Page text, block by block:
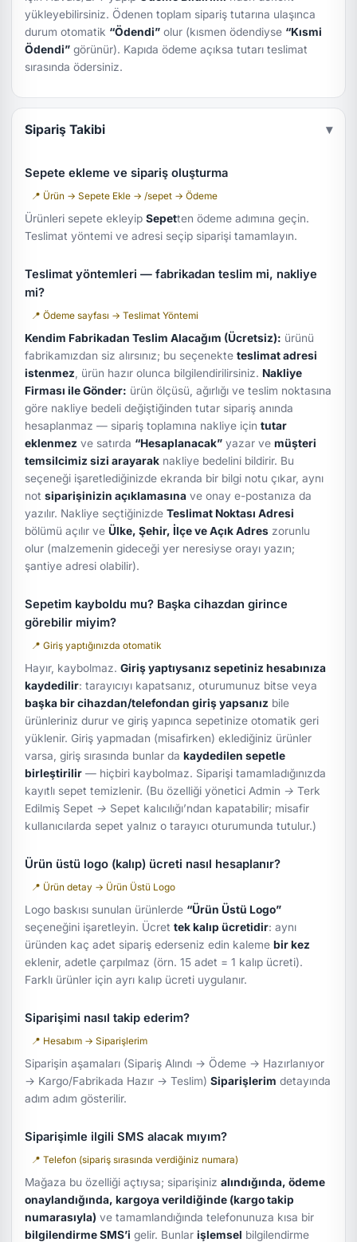
yükleyebilirsiniz. Ödenen toplam sipariş tutarına ulaşınca
durum otomatik “Ödendi” olur (kısmen ödendiyse “Kısmi
Ödendi” görünür). Kapıda ödeme açıksa tutarı teslimat
sırasında ödersiniz.
Sipariş Takibi ▾
Sepete ekleme ve sipariş oluşturma
📍 Ürün → Sepete Ekle → /sepet → Ödeme
Ürünleri sepete ekleyipSepetten ödeme adımına geçin.
Teslimat yöntemi ve adresi seçip siparişi tamamlayın.
Teslimat yöntemleri — fabrikadan teslim mi, nakliye
mi?
📍 Ödeme sayfası → Teslimat Yöntemi
Kendim Fabrikadan Teslim Alacağım (Ücretsiz): ürünü
fabrikamızdan siz alırsınız; bu seçenekteteslimat adresi
istenmez , ürün hazır olunca bilgilendirilirsiniz. Nakliye
Firması ile Gönder: ürün ölçüsü, ağırlığı ve teslim noktasına
göre nakliye bedeli değiştiğinden tutar sipariş anında
hesaplanmaz — sipariş toplamına nakliye içintutar
eklenmez ve satırda “Hesaplanacak” yazar vemüşteri
temsilcimiz sizi arayarak nakliye bedelini bildirir. Bu
seçeneği işaretlediğinizde ekranda bir bilgi notu çıkar, aynı
notsiparişinizin açıklamasına ve onay e-postanıza da
yazılır. Nakliye seçtiğinizdeTeslimat Noktası Adresi
bölümü açılır ve Ülke, Şehir, İlçe ve Açık Adres zorunlu
olur (malzemenin gideceği yer neresiyse orayı yazın;
şantiye adresi olabilir).
Sepetim kayboldu mu? Başka cihazdan girince
görebilir miyim?
📍 Giriş yaptığınızda otomatik
Hayır, kaybolmaz.Giriş yaptıysanız sepetiniz hesabınıza
kaydedilir: tarayıcıyı kapatsanız, oturumunuz bitse veya
başka bir cihazdan/telefondan giriş yapsanız bile
ürünleriniz durur ve giriş yapınca sepetinize otomatik geri
yüklenir. Giriş yapmadan (misafirken) eklediğiniz ürünler
varsa, giriş sırasında bunlar dakaydedilen sepetle
birleştirilir — hiçbiri kaybolmaz. Siparişi tamamladığınızda
kayıtlı sepet temizlenir. (Bu özelliği yönetici Admin → Terk
Edilmiş Sepet → Sepet kalıcılığı’ndan kapatabilir; misafir
kullanıcılarda sepet yalnız o tarayıcı oturumunda tutulur.)
Ürün üstü logo (kalıp) ücreti nasıl hesaplanır?
📍 Ürün detay → Ürün Üstü Logo
Logo baskısı sunulan ürünlerde “Ürün Üstü Logo”
seçeneğini işaretleyin. Ücrettek kalıp ücretidir: aynı
üründen kaç adet sipariş ederseniz edin kalemebir kez
eklenir, adetle çarpılmaz (örn. 15 adet = 1 kalıp ücreti).
Farklı ürünler için ayrı kalıp ücreti uygulanır.
Siparişimi nasıl takip ederim?
📍 Hesabım → Siparişlerim
Siparişin aşamaları (Sipariş Alındı → Ödeme → Hazırlanıyor
→ Kargo/Fabrikada Hazır → Teslim)Siparişlerim detayında
adım adım gösterilir.
Siparişimle ilgili SMS alacak mıyım?
📍 Telefon (sipariş sırasında verdiğiniz numara)
Mağaza bu özelliği açtıysa; siparişinizalındığında, ödeme
onaylandığında, kargoya verildiğinde (kargo takip
numarasıyla) ve tamamlandığında telefonunuza kısa bir
bilgilendirme SMS’i gelir. Bunlarişlemsel bilgilendirme